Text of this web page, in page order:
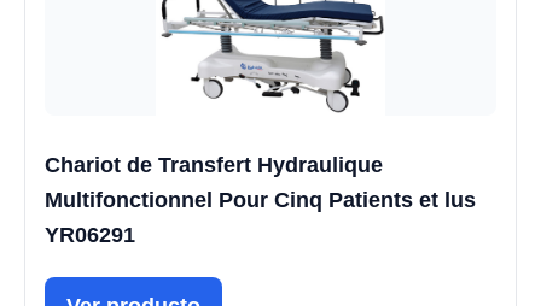
Chariot de Transfert Hydraulique
Multifonctionnel Pour Cinq Patients et lus
YR06291